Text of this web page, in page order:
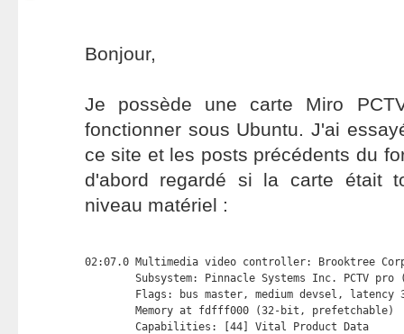
Bonjour,
Je possède une carte Miro
fonctionner sous Ubuntu. J'ai
ce site et les posts précédents du
d'abord regardé si la carte était
niveau matériel :
02:07.0 Multimedia video controller: Brooktree
Subsystem: Pinnacle Systems Inc. PCTV pro
Flags: bus master, medium devsel, latency
        Memory at fdfff000 (32-bit, prefetchable)
        Capabilities: [44] Vital Product Data